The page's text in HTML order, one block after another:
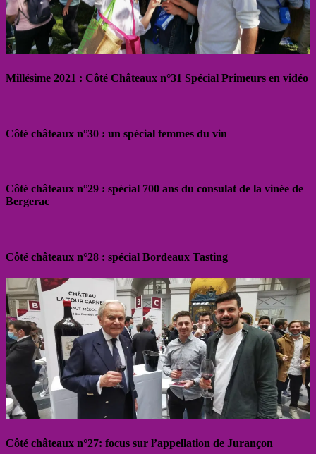
Millésime 2021 : Côté Châteaux n°31 Spécial Primeurs en vidéo
Côté châteaux n°30 : un spécial femmes du vin
Côté châteaux n°29 : spécial 700 ans du consulat de la vinée de
Bergerac
Côté châteaux n°28 : spécial Bordeaux Tasting
Côté châteaux n°27: focus sur l’appellation de Jurançon